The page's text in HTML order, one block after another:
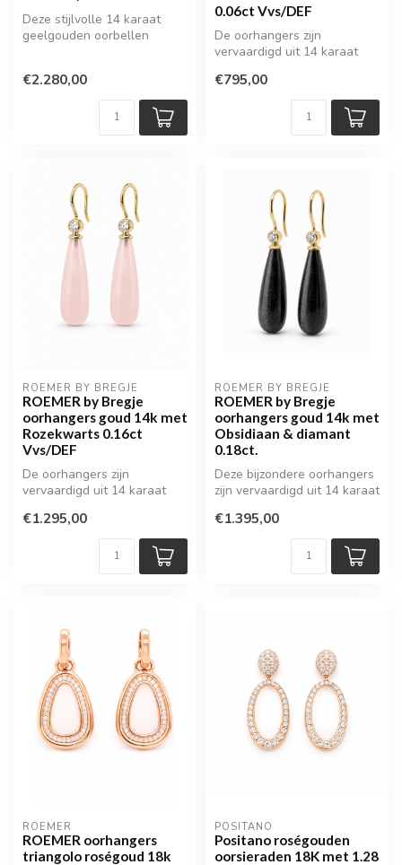
Deze stijlvolle 14 karaat
geelgouden oorbellen
€2.280,00
0.06ct Vvs/DEF
De oorhangers zijn
vervaardigd uit 14 karaat
prachtige ...
€795,00
ROEMER BY BREGJE
ROEMER by Bregje
oorhangers goud 14k met
Rozekwarts 0.16ct
Vvs/DEF
De oorhangers zijn
vervaardigd uit 14 karaat
prachtige ...
€1.295,00
ROEMER BY BREGJE
ROEMER by Bregje
oorhangers goud 14k met
Obsidiaan & diamant
0.18ct.
Deze bijzondere oorhangers
zijn vervaardigd uit 14 karaat
€1.395,00
ROEMER
ROEMER oorhangers
triangolo roségoud 18k
POSITANO
Positano roségouden
oorsieraden 18K met 1.28